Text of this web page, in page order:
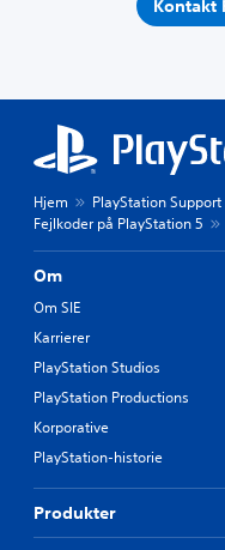
Kontakt
Hjem PlayStation Support
Fejlkoder på PlayStation 5
Om
Om SIE
Karrierer
PlayStation Studios
PlayStation Productions
Korporative
PlayStation-historie
Produkter